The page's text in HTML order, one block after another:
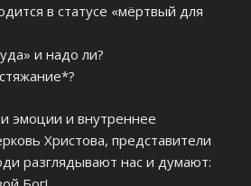
в статусе «мёртвый для
и надо ли?
эмоции и внутреннее
Христова, представители
разглядывают нас и думают: